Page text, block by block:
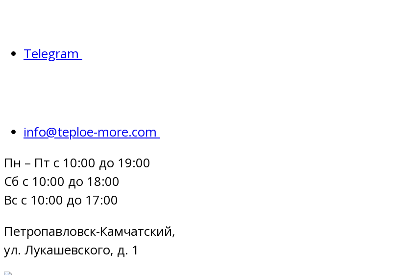
Telegram
info@teploe-more.com
Пн – Пт с 10:00 до 19:00
Сб с 10:00 до 18:00
Вс с 10:00 до 17:00
Петропавловск-Камчатский,
ул. Лукашевского, д. 1